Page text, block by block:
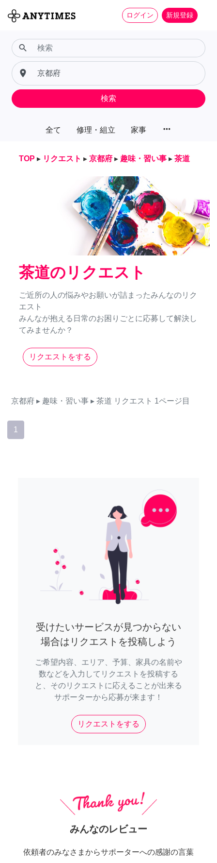
ログイン 新規登録
全て 修理・組立 家事 more_horiz
search
place
検索
TOP ▸ リクエスト ▸ 京都府 ▸ 趣味・習い事 ▸ 茶道
茶道のリクエスト
ご近所の人の悩みやお願いが詰まったみんなのリク
エスト
みんなが抱える日常のお困りごとに応募して解決し
てみませんか？
リクエストをする
京都府 ▸ 趣味・習い事 ▸ 茶道 リクエスト 1ページ目
1
受けたいサービスが見つからない
場合はリクエストを投稿しよう
ご希望内容、エリア、予算、家具の名前や
数などを入力してリクエストを投稿する
と、そのリクエストに応えることが出来る
サポーターから応募が来ます！
リクエストをする
みんなのレビュー
依頼者のみなさまからサポーターへの感謝の言葉